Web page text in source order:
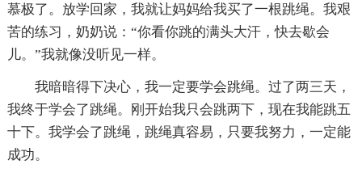
慕极了。放学回家，我就让妈妈给我买了一根跳绳。我艰
苦的练习，奶奶说：“你看你跳的满头大汗，快去歇会
儿。”我就像没听见一样。
我暗暗得下决心，我一定要学会跳绳。过了两三天，
我终于学会了跳绳。刚开始我只会跳两下，现在我能跳五
十下。我学会了跳绳，跳绳真容易，只要我努力，一定能
成功。